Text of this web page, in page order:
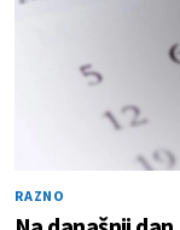
RAZNO